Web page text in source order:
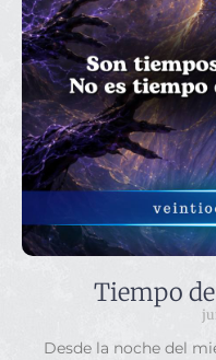
Tiempo
Desde la noche del